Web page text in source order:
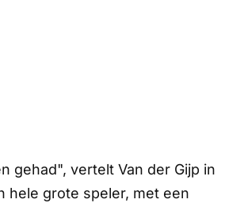
gehad", vertelt Van der Gijp in
hele grote speler, met een